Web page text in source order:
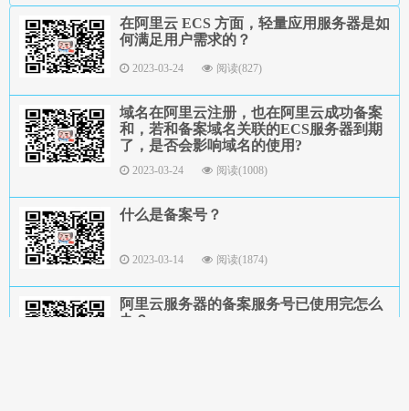
在阿里云 ECS 方面，轻量应用服务器是如
何满足用户需求的？
2023-03-24 阅读(827)
域名在阿里云注册，也在阿里云成功备案
和，若和备案域名关联的ECS服务器到期
了，是否会影响域名的使用?
2023-03-24 阅读(1008)
什么是备案号？
2023-03-14 阅读(1874)
阿里云服务器的备案服务号已使用完怎么
办？